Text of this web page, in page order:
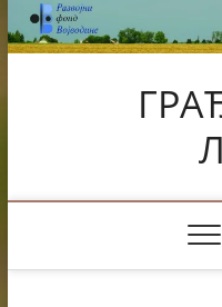
Skip
to
content